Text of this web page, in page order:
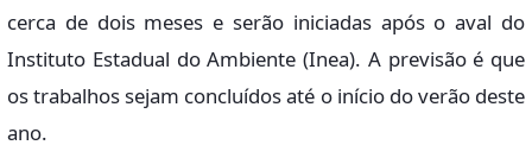
cerca de dois meses e serão iniciadas após o aval do
Instituto Estadual do Ambiente (Inea). A previsão é que
os trabalhos sejam concluídos até o início do verão deste
ano.